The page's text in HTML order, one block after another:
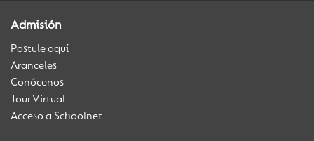
Admisión
Postule aquí
Aranceles
Conócenos
Tour Virtual
Acceso a Schoolnet